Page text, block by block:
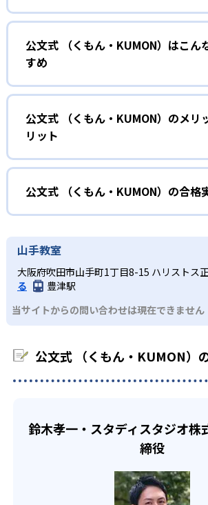
01
無学年式の学力別
KUMONでは、年齢や学年にとらわれず
力に応じたレベルから学習を始めている。
確実に100点が取れるレベルから少しず
しさを経験できる。
KUMONの教材は、簡単な問題から高度な
ルステップで進んでいけるよう工夫され
イルは子どもの学習意欲をかき立てるた
という受け身の姿勢ではなく、自ら進ん
つけられるだろう。
また、自学学習スタイルで学ぶ子どもたち
課題に気がつくようになる。学年を超え
るため、早い時期から高校教材に進む生徒
03 フレキシブルな受講
でも週2回受講できる。そのため、部活
らのオンライン受講と通室を組み合わせ
公文式 （くもん・KUMON）はこん
すめ
幼児
小学校に入る準備をしたい
KUMONでは細かいステップに分かれた教
さを経験しながら無理なく力を高めてい
性格や学習への取り組み姿勢に合わせて
め、小学校に入ってもつまずきにくい学
るだろう。
中学に向けて苦手教科を克服した
KUMONでは経験豊富な先生が、子ども
るよう適切なヒントを与えたり、声かけを
少しずつ苦手意識を克服できるだろう。
部活や習い事と両立したい
KUMONでは、一人ひとりの学習状況やス
宿題の量や進め方に関しては、いつでも
だ。
公文式 （くもん・KUMON）のメリ
リット
どんなメリットがある
KUMONでは自学自習スタイルで勉強す
標に向かって頑張りやり抜く力を育むこ
た、年齢や学年にとらわれずに自分の学
ルから学習できるため、難しすぎてやる
単すぎて退屈することもない。
どんなデメリットがあ
KUMONでは、中高生のクラスでも数学・
科に限られるため、その他の教科に関して
る必要があるだろう。
公文式 （くもん・KUMON）の合格
KUMONは、公式サイトでは合格実績は公
わせたい。
山手教室
大阪府吹田市山手町1丁目8-15 ハリストス
る
豊津駅
当サイトからの問い合わせは現在できません
公文式 （くもん・KUMON）
鈴木孝一・スタディスタジオ株
締役